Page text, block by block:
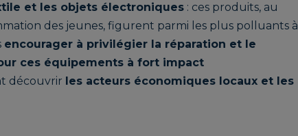
et les objets électroniques : ces produits, au
des jeunes, figurent parmi les plus polluants à
encourager à privilégier la réparation et le
ces équipements à fort impact
découvrir les acteurs économiques locaux et les